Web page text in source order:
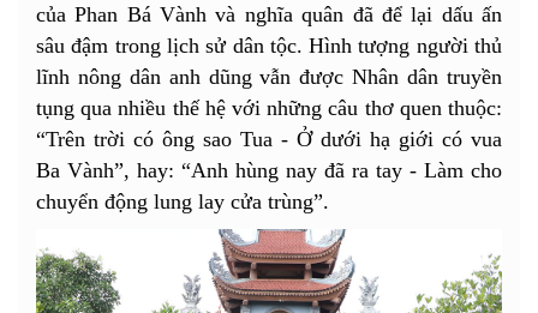
của Phan Bá Vành và nghĩa quân đã để lại dấu ấn
sâu đậm trong lịch sử dân tộc. Hình tượng người thủ
lĩnh nông dân anh dũng vẫn được Nhân dân truyền
tụng qua nhiều thế hệ với những câu thơ quen thuộc:
“Trên trời có ông sao Tua - Ở dưới hạ giới có vua
Ba Vành”, hay: “Anh hùng nay đã ra tay - Làm cho
chuyển động lung lay cửa trùng”.